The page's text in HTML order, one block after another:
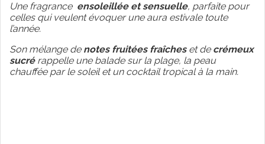
Une fragrance ensoleillée et sensuelle, parfaite pour
celles qui veulent évoquer une aura estivale toute
l’année.
Son mélange de notes fruitées fraîcheset de crémeux
sucrérappelle une balade sur la plage, la peau
chauffée par le soleil et un cocktail tropical à la main.